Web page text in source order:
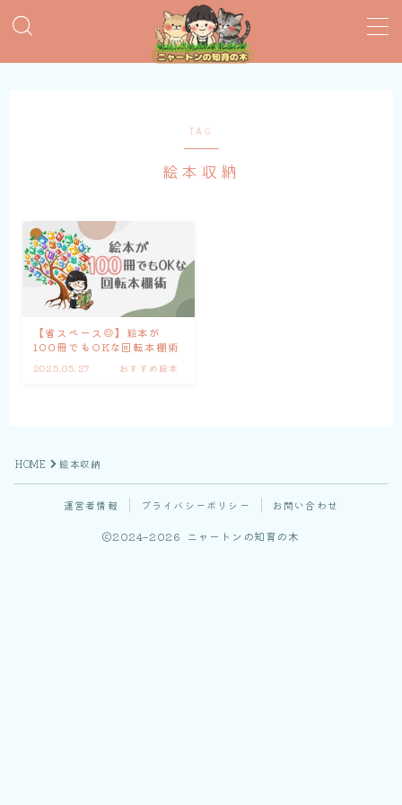
MENU
おうち英語
知育おもちゃ
知って得する子育て情報
TAG
絵本収納
【省スペース◎】絵本が
100冊でもOKな回転本棚術
2025.05.27 おすすめ絵本
HOME 絵本収納
運営者情報 プライバシーポリシー お問い合わせ
2024–2026 ニャートンの知育の木